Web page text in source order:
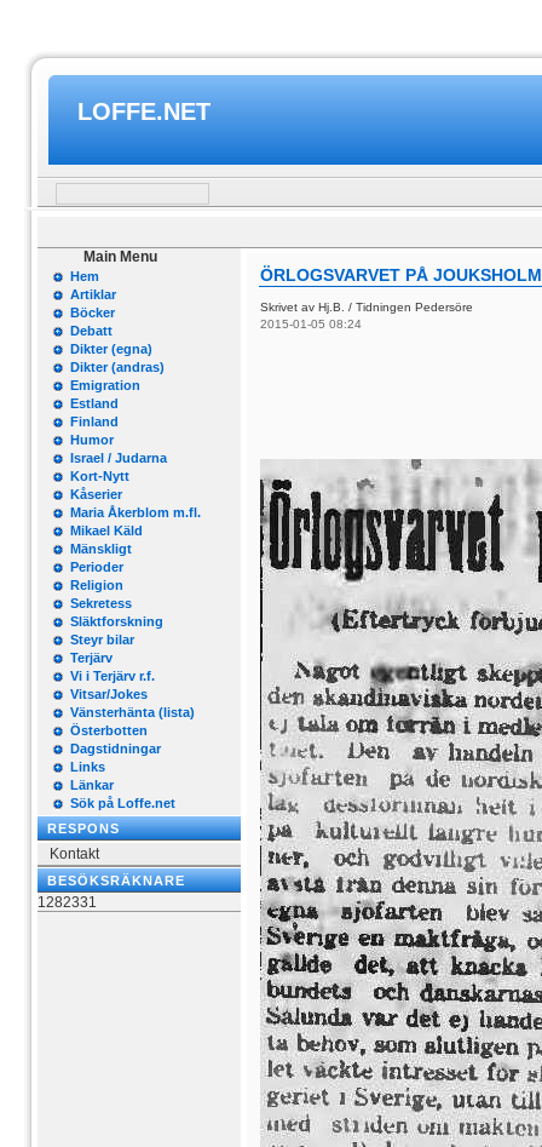
LOFFE.NET
Main Menu
Hem
Artiklar
Böcker
Debatt
Dikter (egna)
Dikter (andras)
Emigration
Estland
Finland
Humor
Israel / Judarna
Kort-Nytt
Kåserier
Maria Åkerblom m.fl.
Mikael Käld
Mänskligt
Perioder
Religion
Sekretess
Släktforskning
Steyr bilar
Terjärv
Vi i Terjärv r.f.
Vitsar/Jokes
Vänsterhänta (lista)
Österbotten
Dagstidningar
Links
Länkar
Sök på Loffe.net
RESPONS
Kontakt
BESÖKSRÄKNARE
1282331
ÖRLOGSVARVET PÅ
Skrivet av Hj.B. / Tidningen Pedersöre
2015-01-05 08:24